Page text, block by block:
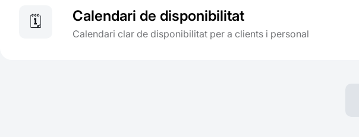
🗓️ Calendari de disponibilitat
Calendari clar de disponibilitat per a clients i personal